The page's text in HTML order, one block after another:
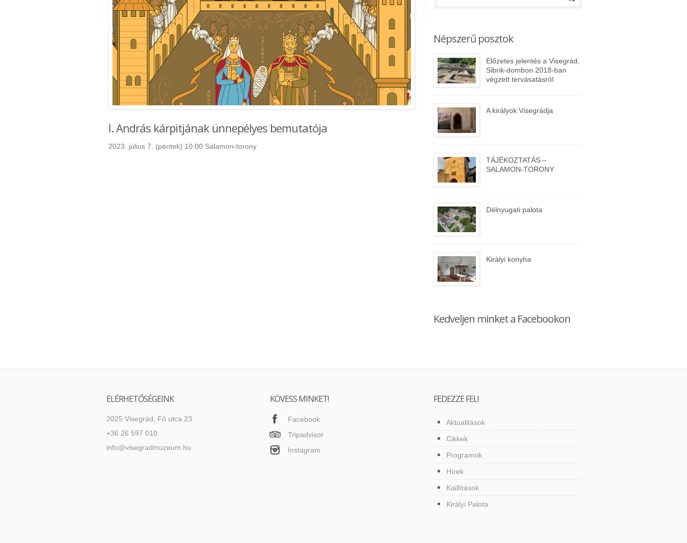
I. András kárpitjának ünnepélyes bemutatója
2023. július 7. (péntek) 10:00 Salamon-torony
Népszerű posztok
Előzetes jelentés a Visegrád,
Sibrik-dombon 2018-ban
végzett tervásatásról
A királyok Visegrádja
TÁJÉKOZTATÁS –
SALAMON-TORONY
Délnyugati palota
Királyi konyha
Kedveljen minket a Facebookon
ELÉRHETŐSÉGEINK
2025 Visegrád, Fő utca 23.
+36 26 597 010
info@visegradmuzeum.hu
KÖVESS MINKET!
Facebook
Tripadvisor
Instagram
FEDEZZE FEL!
Aktualitások
Cikkek
Programok
Hírek
Kiállítások
Királyi Palota